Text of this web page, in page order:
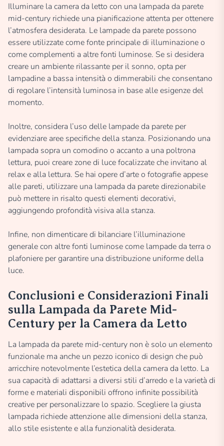
Illuminare la camera da letto con una lampada da parete
mid-century richiede una pianificazione attenta per ottenere
l’atmosfera desiderata. Le lampade da parete possono
essere utilizzate come fonte principale di illuminazione o
come complementi a altre fonti luminose. Se si desidera
creare un ambiente rilassante per il sonno, opta per
lampadine a bassa intensità o dimmerabili che consentano
di regolare l’intensità luminosa in base alle esigenze del
momento.
Inoltre, considera l’uso delle lampade da parete per
evidenziare aree specifiche della stanza. Posizionando una
lampada sopra un comodino o accanto a una poltrona
lettura, puoi creare zone di luce focalizzate che invitano al
relax e alla lettura. Se hai opere d’arte o fotografie appese
alle pareti, utilizzare una lampada da parete direzionabile
può mettere in risalto questi elementi decorativi,
aggiungendo profondità visiva alla stanza.
Infine, non dimenticare di bilanciare l’illuminazione
generale con altre fonti luminose come lampade da terra o
plafoniere per garantire una distribuzione uniforme della
luce.
Conclusioni e Considerazioni Finali
sulla Lampada da Parete Mid-
Century per la Camera da Letto
La lampada da parete mid-century non è solo un elemento
funzionale ma anche un pezzo iconico di design che può
arricchire notevolmente l’estetica della camera da letto. La
sua capacità di adattarsi a diversi stili d’arredo e la varietà di
forme e materiali disponibili offrono infinite possibilità
creative per personalizzare lo spazio. Scegliere la giusta
lampada richiede attenzione alle dimensioni della stanza,
allo stile esistente e alla funzionalità desiderata.